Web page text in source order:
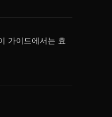
가이드에서는 효